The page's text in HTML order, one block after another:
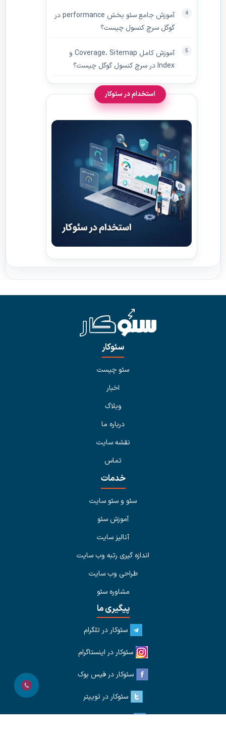
آموزش جامع سئو بخش performance در
گوگل سرچ کنسول چیست؟
آموزش کامل Coverage، Sitemap و
Index در سرچ کنسول گوگل چیست؟
استخدام در سئوکار
سئوکار
سئو چیست
اخبار
وبلاگ
درباره ما
نقشه سایت
تماس
خدمات
سئو و سئو سایت
آموزش سئو
آنالیز سایت
اندازه گیری رتبه وب سایت
طراحی وب سایت
مشاوره سئو
پیگیری ما
سئوکار در تلگرام
سئوکار در اینستاگرام
سئوکار در فیس بوک
سئوکار در توییتر